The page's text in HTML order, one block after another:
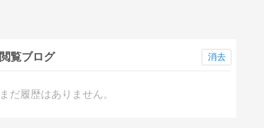
閲覧ブログ
まだ履歴はありません。
消去